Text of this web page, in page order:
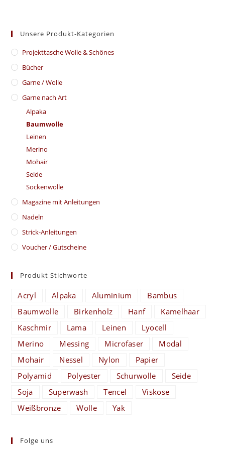
Unsere Produkt-Kategorien
​Projekttasche Wolle & Schönes
Bücher
Garne / Wolle
Garne nach Art
Alpaka
Baumwolle
Leinen
Merino
Mohair
Seide
Sockenwolle
Magazine mit Anleitungen
Nadeln
Strick-Anleitungen
Voucher / Gutscheine
Produkt Stichworte
Acryl Alpaka Aluminium
Bambus
Baumwolle
Birkenholz Hanf
Kamelhaar
Kaschmir
Lama Leinen
Lyocell
Merino
Messing Microfaser
Modal
Mohair
Nessel Nylon
Papier
Polyamid
Polyester Schurwolle
Seide
Soja
Superwash Tencel
Viskose
Weißbronze
Wolle Yak
Folge uns